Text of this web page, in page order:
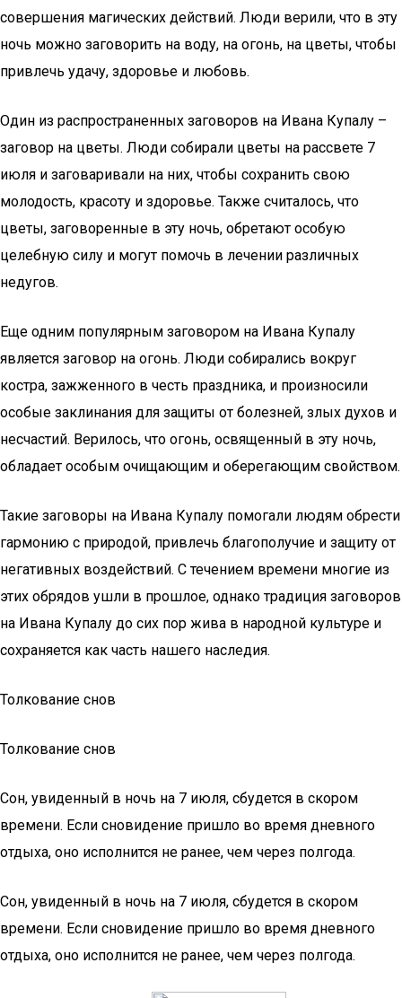
совершения магических действий. Люди верили, что в эту
ночь можно заговорить на воду, на огонь, на цветы, чтобы
привлечь удачу, здоровье и любовь.
Один из распространенных заговоров на Ивана Купалу –
заговор на цветы. Люди собирали цветы на рассвете 7
июля и заговаривали на них, чтобы сохранить свою
молодость, красоту и здоровье. Также считалось, что
цветы, заговоренные в эту ночь, обретают особую
целебную силу и могут помочь в лечении различных
недугов.
Еще одним популярным заговором на Ивана Купалу
является заговор на огонь. Люди собирались вокруг
костра, зажженного в честь праздника, и произносили
особые заклинания для защиты от болезней, злых духов и
несчастий. Верилось, что огонь, освященный в эту ночь,
обладает особым очищающим и оберегающим свойством.
Такие заговоры на Ивана Купалу помогали людям обрести
гармонию с природой, привлечь благополучие и защиту от
негативных воздействий. С течением времени многие из
этих обрядов ушли в прошлое, однако традиция заговоров
на Ивана Купалу до сих пор жива в народной культуре и
сохраняется как часть нашего наследия.
Толкование снов
Толкование снов
Сон, увиденный в ночь на 7 июля, сбудется в скором
времени. Если сновидение пришло во время дневного
отдыха, оно исполнится не ранее, чем через полгода.
Сон, увиденный в ночь на 7 июля, сбудется в скором
времени. Если сновидение пришло во время дневного
отдыха, оно исполнится не ранее, чем через полгода.